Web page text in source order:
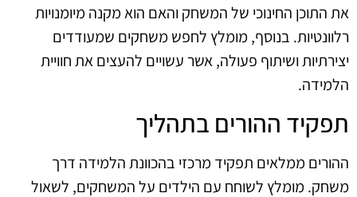
את התוכן החינוכי של המשחק והאם הוא מקנה מיומנויות
רלוונטיות. בנוסף, מומלץ לחפש משחקים שמעודדים
יצירתיות ושיתוף פעולה, אשר עשויים להעצים את חוויית
הלמידה.
תפקיד ההורים בתהליך
ההורים ממלאים תפקיד מרכזי בהכוונת הלמידה דרך
משחק. מומלץ לשוחח עם הילדים על המשחקים, לשאול